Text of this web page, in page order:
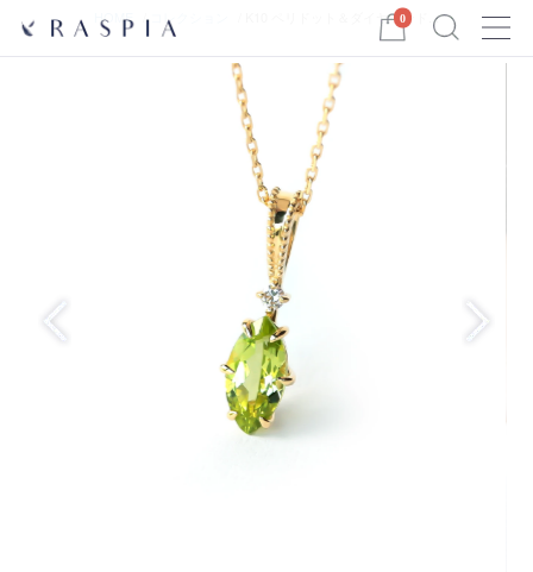
Menu
0
HOME コレクション K10 ペリドット＆ダイヤモンド...